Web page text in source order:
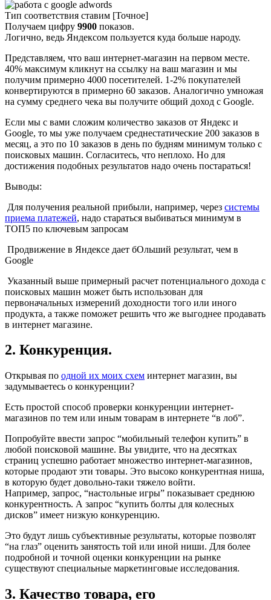
Тип соответствия ставим [Точное]
Получаем цифру 9900 показов.
Логично, ведь Яндексом пользуется куда больше народу.
Представляем, что ваш интернет-магазин на первом месте.
40% максимум кликнут на ссылку на ваш магазин и мы
получим примерно 4000 посетителей. 1-2% покупателей
конвертируются в примерно 60 заказов. Аналогично умножая
на сумму среднего чека вы получите общий доход с Google.
Если мы с вами сложим количество заказов от Яндекс и
Google, то мы уже получаем среднестатические 200 заказов в
месяц, а это по 10 заказов в день по будням минимум только с
поисковых машин. Согласитесь, что неплохо. Но для
достижения подобных результатов надо очень постараться!
Выводы:
Для получения реальной прибыли, например, через системы
приема платежей, надо стараться выбиваться минимум в
ТОП5 по ключевым запросам
Продвижение в Яндексе дает бОльший результат, чем в
Google
Указанный выше примерный расчет потенциального дохода с
поисковых машин может быть использован для
первоначальных измерений доходности того или иного
продукта, а также поможет решить что же выгоднее продавать
в интернет магазине.
2. Конкуренция.
Открывая по одной их моих схем интернет магазин, вы
задумываетесь о конкуренции?
Есть простой способ проверки конкуренции интернет-
магазинов по тем или иным товарам в интернете “в лоб”.
Попробуйте ввести запрос “мобильный телефон купить” в
любой поисковой машине. Вы увидите, что на десятках
страниц успешно работает множество интернет-магазинов,
которые продают эти товары. Это высоко конкурентная ниша,
в которую будет довольно-таки тяжело войти.
Например, запрос, “настольные игры” показывает среднюю
конкурентность. А запрос “купить болты для колесных
дисков” имеет низкую конкуренцию.
Это будут лишь субъективные результаты, которые позволят
“на глаз” оценить занятость той или иной ниши. Для более
подробной и точной оценки конкуренции на рынке
существуют специальные маркетинговые исследования.
3. Качество товара, его